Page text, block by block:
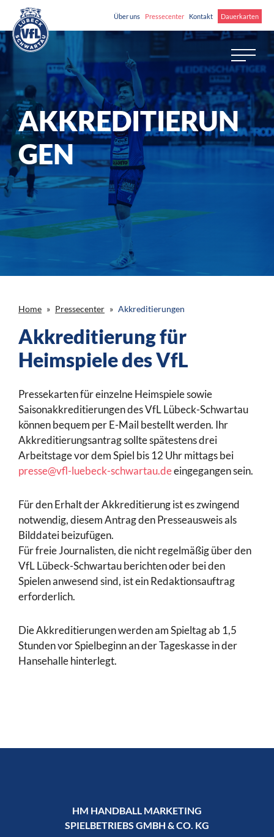
Über uns Pressecenter Kontakt Dauerkarten
AKKREDITIERUN
GEN
Home Pressecenter Akkreditierungen
Akkreditierung für
Heimspiele des VfL
Pressekarten für einzelne Heimspiele sowie
Saisonakkreditierungen des VfL Lübeck-Schwartau
können bequem per E-Mail bestellt werden. Ihr
Akkreditierungsantrag sollte spätestens drei
Arbeitstage vor dem Spiel bis 12 Uhr mittags bei
presse@vfl-luebeck-schwartau.deeingegangen sein.
Für den Erhalt der Akkreditierung ist es zwingend
notwendig, diesem Antrag den Presseausweis als
Bilddatei beizufügen.
Für freie Journalisten, die nicht regelmäßig über den
VfL Lübeck-Schwartau berichten oder bei den
Spielen anwesend sind, ist ein Redaktionsauftrag
erforderlich.
Die Akkreditierungen werden am Spieltag ab 1,5
Stunden vor Spielbeginn an der Tageskasse in der
Hansehalle hinterlegt.
HM HANDBALL MARKETING
SPIELBETRIEBS GMBH & CO. KG